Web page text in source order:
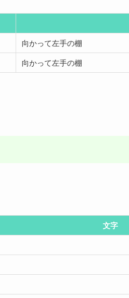
向かって左手の棚
向かって左手の棚
文字